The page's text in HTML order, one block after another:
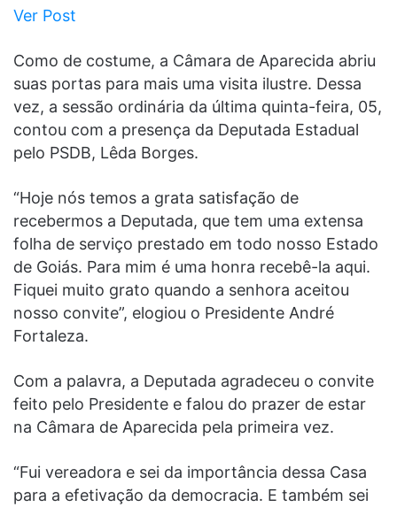
Ver Post
Como de costume, a Câmara de Aparecida abriu
suas portas para mais uma visita ilustre. Dessa
vez, a sessão ordinária da última quinta-feira, 05,
contou com a presença da Deputada Estadual
pelo PSDB, Lêda Borges.
“Hoje nós temos a grata satisfação de
recebermos a Deputada, que tem uma extensa
folha de serviço prestado em todo nosso Estado
de Goiás. Para mim é uma honra recebê-la aqui.
Fiquei muito grato quando a senhora aceitou
nosso convite”, elogiou o Presidente André
Fortaleza.
Com a palavra, a Deputada agradeceu o convite
feito pelo Presidente e falou do prazer de estar
na Câmara de Aparecida pela primeira vez.
“Fui vereadora e sei da importância dessa Casa
para a efetivação da democracia. E também sei